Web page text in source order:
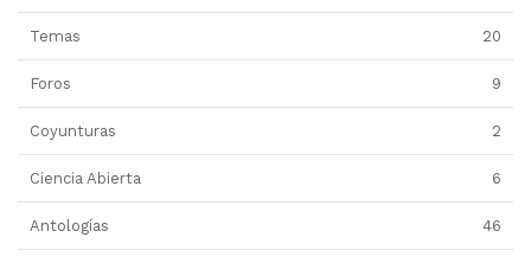
Temas 20
Foros 9
Coyunturas 2
Ciencia Abierta 6
Antologías 46